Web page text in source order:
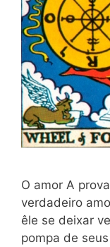
O amor A
verdadeiro
êle se deixar
pompa de